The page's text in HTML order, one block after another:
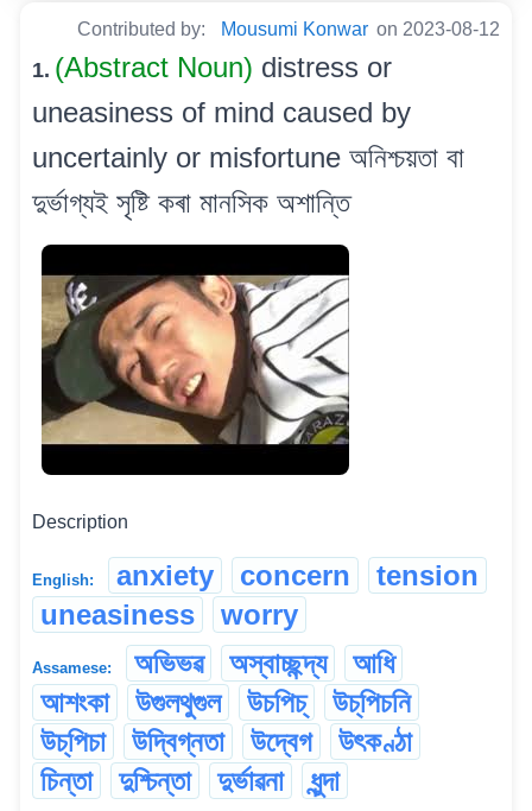
Contributed by: Mousumi Konwar on 2023-08-12
1. (Abstract Noun) distress or
uneasiness of mind caused by
uncertainly or misfortune অনিশ্চয়তা বা
দুৰ্ভাগ্যই সৃষ্টি কৰা মানসিক অশান্তি
Description
English: anxiety concern
tension
uneasiness
worry
Assamese: অভিভৱ অস্বাচ্ছন্দ্য
আধি
আশংকা
উগুলথুগুল উচপিচ্‌
উচ্‌পিচনি
উচ্‌পিচা
উদ্বিগ্নতা উদ্বেগ
উৎকণ্ঠা
চিন্তা
দুশ্চিন্তা দুৰ্ভাৱনা ধুন্দা